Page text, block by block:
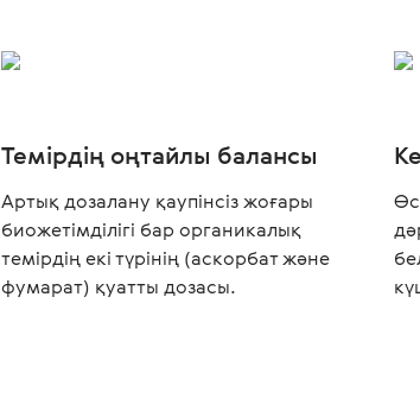
Темірдің оңтайлы балансы
Артық дозалану қаупінсіз жоғары
биожетімділігі бар органикалық
темірдің екі түрінің (аскорбат және
фумарат) қуатты дозасы.